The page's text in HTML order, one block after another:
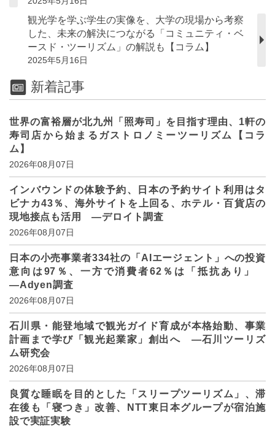
観光学を学ぶ学生の実像を、大学の現場から考察
した、未来の解決につながる「コミュニティ・ベ
ースド・ツーリズム」の解説も【コラム】
2025年5月16日
新着記事
世界の富裕層が北九州「照寿司」を目指す理由、1軒の
寿司店から始まるガストロノミーツーリズム【コラ
ム】
2026年08月07日
インバウンドの体験予約、日本の予約サイト利用はタ
ビナカ43％、海外サイトを上回る、ホテル・百貨店の
現地接点も活用 ―デロイト調査
2026年08月07日
日本の小売事業者334社の「AIエージェント」への投資
意向は97％、一方で消費者62％は「抵抗あり」
―Adyen調査
2026年08月07日
石川県・能登地域で観光ガイド育成が本格始動、事業
計画まで学び「観光起業家」創出へ ―石川ツーリズ
ム研究会
2026年08月07日
良質な睡眠を目的とした「スリープツーリズム」、滞
在後も「寝つき」改善、NTT東日本グループが宿泊施
設で実証実験